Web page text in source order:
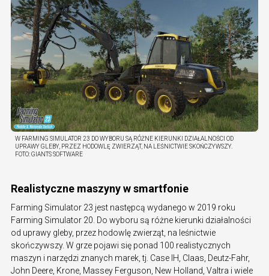
W FARMING SIMULATOR 23 DO WYBORU SĄ RÓŻNE KIERUNKI DZIAŁALNOŚCI OD
UPRAWY GLEBY, PRZEZ HODOWLĘ ZWIERZĄT, NA LEŚNICTWIE SKOŃCZYWSZY.
FOTO:GIANTS SOFTWARE
Realistyczne maszyny w smartfonie
Farming Simulator 23 jest następcą wydanego w 2019 roku
Farming Simulator 20. Do wyboru są różne kierunki działalności
od uprawy gleby, przez hodowlę zwierząt, na leśnictwie
skończywszy. W grze pojawi się ponad 100 realistycznych
maszyn i narzędzi znanych marek, tj. Case IH, Claas, Deutz-Fahr,
John Deere, Krone, Massey Ferguson, New Holland, Valtra i wiele